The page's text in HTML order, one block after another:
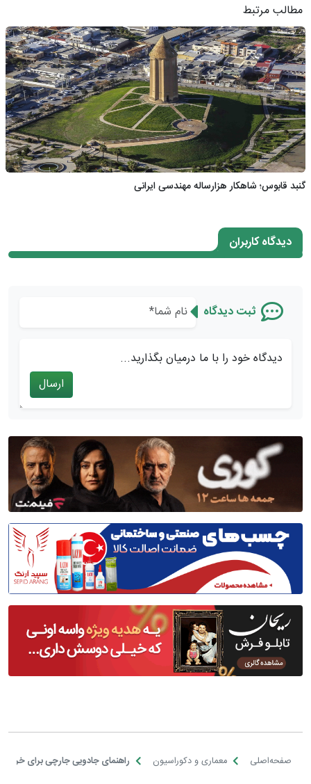
مطالب مرتبط
گنبد قابوس؛ شاهکار هزارساله مهندسی ایرانی
دیدگاه کاربران
ثبت دیدگاه
دیدگاه خود را با ما درمیان بگذارید...
ارسال